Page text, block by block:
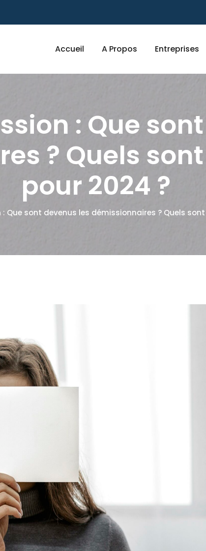
Accueil A Propos Entreprises
: Que
? Quels
pour 2024 ?
Que sont devenus les démissionnaires ? Quels